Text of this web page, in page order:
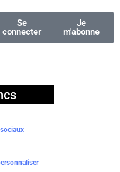
Se
connecter
Je
m'abonne